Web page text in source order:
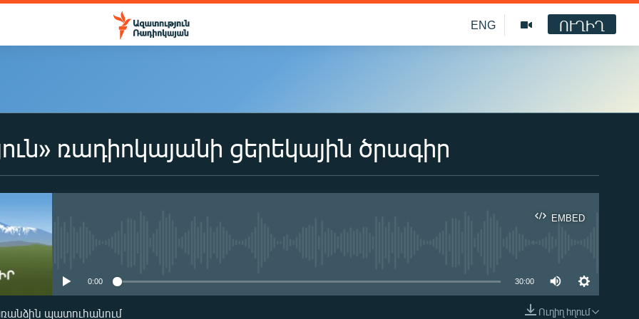
ENG ՈՒՂԻՂ
ռադիոկայանի ցերեկային ծրագիր
EMBED
0:00 30:00
Ուղիղ հղում
պատուհանում